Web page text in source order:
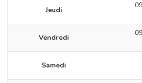
Jeudi
Vendredi
Samedi